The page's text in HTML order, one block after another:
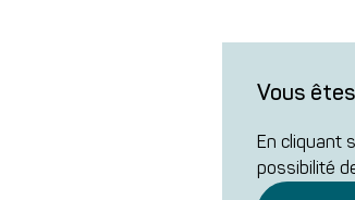
Vous
En cliquant
possibilité